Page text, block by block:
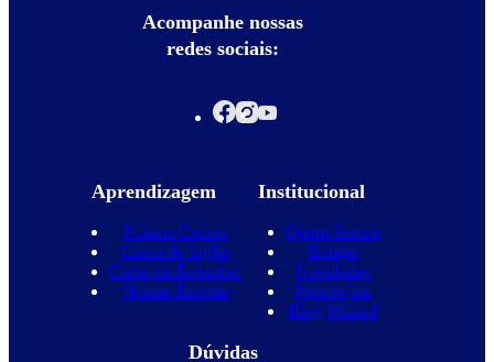
Acompanhe nossas
redes sociais:
Aprendizagem
Nossos Cursos
Curso de Inglês
Curso de Espanhol
Nossas Escolas
Institucional
Quem Somos
Equipe
Novidades
Promoções
Blog Wizard
Dúvidas